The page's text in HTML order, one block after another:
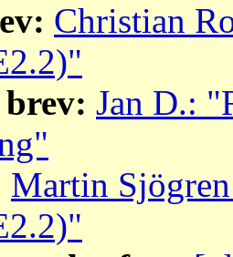
Christian
Jan D.:
Martin